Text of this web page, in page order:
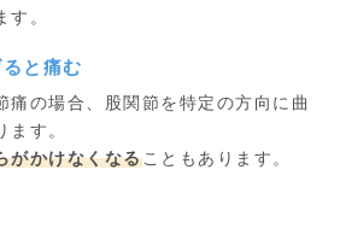
。
と痛む
痛の場合、股関節を特定の方向に曲
す。
がかけなくなることもあります。